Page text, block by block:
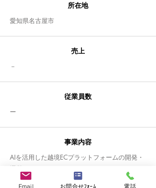
所在地
愛知県名古屋市
売上
​－
従業員数
ー
事業内容
AIを活用した越境ECプラットフォームの開発・
運営
Email お問合せﾌｫｰﾑ 電話